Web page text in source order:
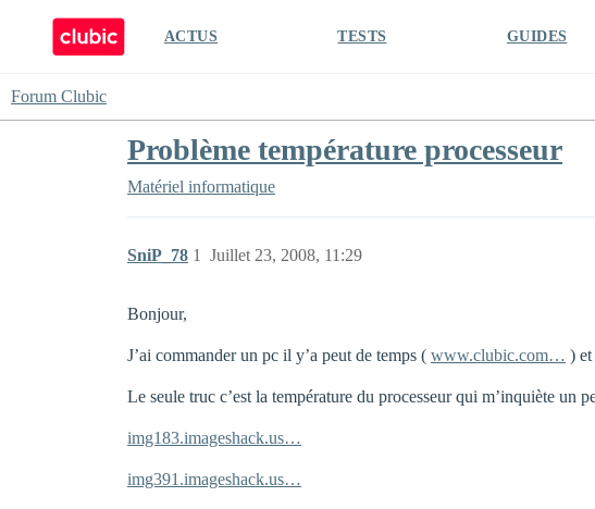
ACTUS TESTS GUIDES
Forum Clubic
Problème température processeur
Matériel informatique
SniP_78 Juillet 23, 2008, 11:29
1
Bonjour,
J’ai commander un pc il y’a peut de temps ( www.clubic.com… ) et
Le seule truc c’est la température du processeur qui m’inquiète
img183.imageshack.us…
img391.imageshack.us…